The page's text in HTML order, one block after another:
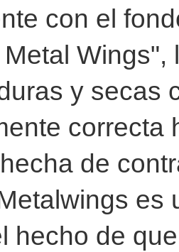
con el
y secas
correcta
de
es
hecho de